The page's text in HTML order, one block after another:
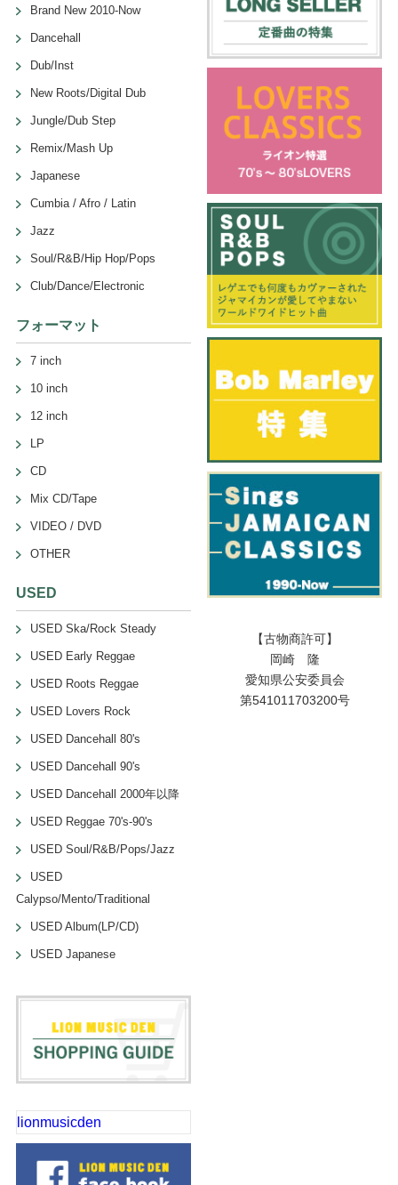
Brand New 2010-Now
Dancehall
Dub/Inst
New Roots/Digital Dub
Jungle/Dub Step
Remix/Mash Up
Japanese
Cumbia / Afro / Latin
Jazz
Soul/R&B/Hip Hop/Pops
Club/Dance/Electronic
フォーマット
7 inch
10 inch
12 inch
LP
CD
Mix CD/Tape
VIDEO / DVD
OTHER
USED
USED Ska/Rock Steady
USED Early Reggae
USED Roots Reggae
USED Lovers Rock
USED Dancehall 80's
USED Dancehall 90's
USED Dancehall 2000年以降
USED Reggae 70's-90's
USED Soul/R&B/Pops/Jazz
USED
Calypso/Mento/Traditional
USED Album(LP/CD)
USED Japanese
lionmusicden
【古物商許可】
岡崎 隆
愛知県公安委員会
第541011703200号